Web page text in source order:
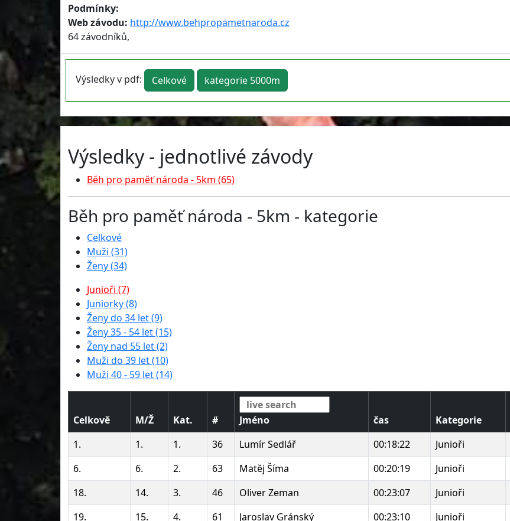
Podmínky:
Web závodu: http://www.behpropametnaroda.cz
64 závodníků,
Výsledky v pdf: Celkové kategorie 5000m
Výsledky - jednotlivé závody
Běh pro paměť národa - 5km (65)
Běh pro paměť národa - 5km - kategorie
Celkové
Muži (31)
Ženy (34)
Junioři (7)
Juniorky (8)
Ženy do 34 let (9)
Ženy 35 - 54 let (15)
Ženy nad 55 let (2)
Muži do 39 let (10)
Muži 40 - 59 let (14)
Celkově M/Ž Kat. # Jméno čas Kategorie
1.
1. 1. 36 Lumír Sedlář 00:18:22 Junioři
6.
6. 2. 63 Matěj Šíma 00:20:19 Junioři
18.
14. 3. 46 Oliver Zeman 00:23:07 Junioři
19.
15. 4. 61 Jaroslav Gránský 00:23:10 Junioři